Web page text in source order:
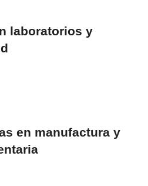
laboratorios y
en manufactura y